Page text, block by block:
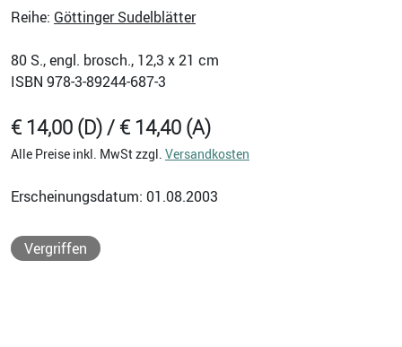
Reihe: Göttinger Sudelblätter
80 S., engl. brosch., 12,3 x 21 cm
ISBN 978-3-89244-687-3
€ 14,00 (D) / € 14,40 (A)
Alle Preise inkl. MwSt zzgl. Versandkosten
Erscheinungsdatum: 01.08.2003
Vergriffen